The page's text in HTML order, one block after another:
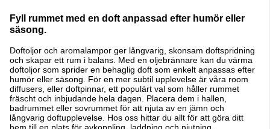
Fyll rummet med en doft anpassad efter humör eller
säsong.
Doftoljor och aromalampor ger långvarig, skonsam doftspridning
och skapar ett rum i balans. Med en oljebrännare kan du värma
doftoljor som sprider en behaglig doft som enkelt anpassas efter
humör eller säsong. För en mer subtil upplevelse är våra room
diffusers, eller doftpinnar, ett populärt val som håller rummet
fräscht och inbjudande hela dagen. Placera dem i hallen,
badrummet eller sovrummet för att njuta av en jämn och
långvarig doftupplevelse. Hos oss hittar du allt för att göra ditt
hem till en plats för avkoppling, laddning och njutning.